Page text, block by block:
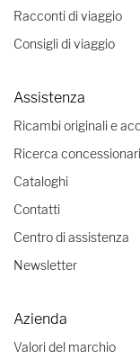
Racconti di viaggio
Consigli di viaggio
Assistenza
Ricambi originali e
Ricerca concessionari
Cataloghi
Contatti
Centro di assistenza
Newsletter
Azienda
Valori del marchio